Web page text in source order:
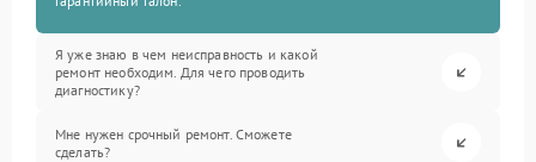
Я уже знаю в чем неисправность и какой
ремонт необходим. Для чего проводить
диагностику?
Мне нужен срочный ремонт. Сможете
сделать?